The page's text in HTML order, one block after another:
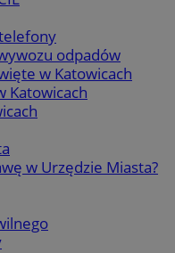
odpadów
w Katowicach
Katowicach
w Urzędzie Miasta?